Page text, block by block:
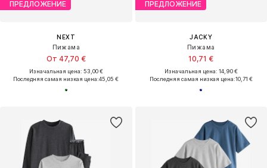
ПРЕДЛОЖЕНИЕ
NEXT
Пижама
От 47,70 €
Изначальная цена: 53,00 €
Последняя самая низкая цена:45,05 €
ПРЕДЛОЖЕНИЕ
JACKY
Пижама
10,71 €
Изначальная цена: 14,90 €
Последняя самая низкая цена:10,71 €